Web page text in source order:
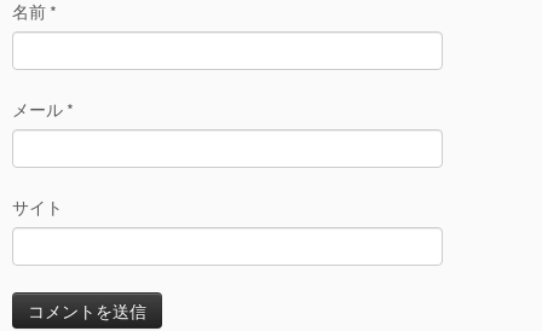
名前 *
メール *
サイト